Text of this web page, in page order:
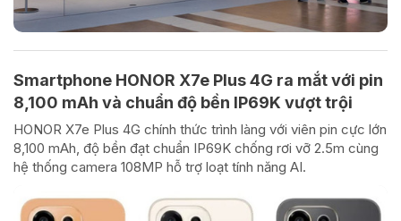
Smartphone HONOR X7e Plus 4G ra mắt với pin
8,100 mAh và chuẩn độ bền IP69K vượt trội
HONOR X7e Plus 4G chính thức trình làng với viên pin cực lớn
8,100 mAh, độ bền đạt chuẩn IP69K chống rơi vỡ 2.5m cùng
hệ thống camera 108MP hỗ trợ loạt tính năng AI.